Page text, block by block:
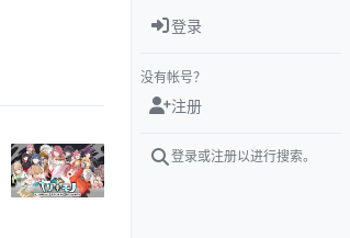
登录
没有帐号？
注册
登录或注册以进行搜索。